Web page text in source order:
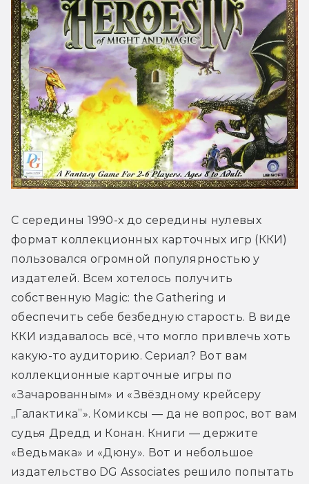
С середины 1990-х до середины нулевых
формат коллекционных карточных игр (ККИ)
пользовался огромной популярностью у
издателей. Всем хотелось получить
собственную Magic: the Gathering и
обеспечить себе безбедную старость. В виде
ККИ издавалось всё, что могло привлечь хоть
какую-то аудиторию. Сериал? Вот вам
коллекционные карточные игры по
«Зачарованным» и «Звёздному крейсеру
„Галактика”». Комиксы — да не вопрос, вот вам
судья Дредд и Конан. Книги — держите
«Ведьмака» и «Дюну». Вот и небольшое
издательство DG Associates решило попытать